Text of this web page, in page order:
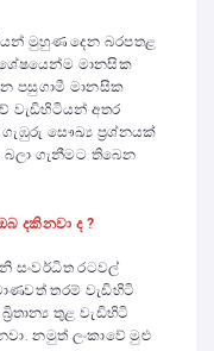
මුහුණ දෙන බරපතළ
මානසික
පසුගාමී මානසික
වැඩිහිටියන් අතර
සෞඛ්‍ය ප්‍රශ්නයක්
ගැනීමට තිබෙන
දකිනවා ද ?
සංවර්ධිත රටවල්
තරම් වැඩිහිටි
තුළ වැඩිහිටි
නමුත් ලංකාවේ මුළු